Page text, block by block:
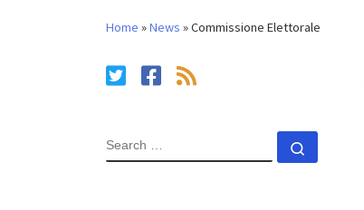
Home »News »Commissione Elettorale
SEARCH